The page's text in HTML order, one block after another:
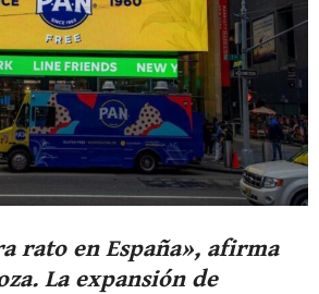
rato en España», afirma
La expansión de